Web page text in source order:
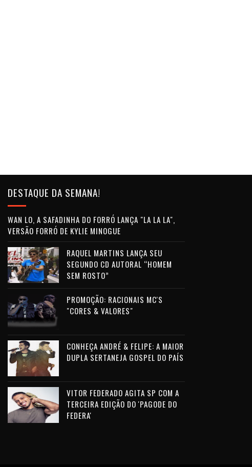
DESTAQUE DA SEMANA!
WAN LO, A SAFADINHA DO FORRÓ LANÇA "LA LA LA",
VERSÃO FORRÓ DE KYLIE MINOGUE
RAQUEL MARTINS LANÇA SEU
SEGUNDO CD AUTORAL “HOMEM
SEM ROSTO”
PROMOÇÃO: RACIONAIS MC'S
"CORES & VALORES"
CONHEÇA ANDRÉ & FELIPE: A MAIOR
DUPLA SERTANEJA GOSPEL DO PAÍS
VITOR FEDERADO AGITA SP COM A
TERCEIRA EDIÇÃO DO 'PAGODE DO
FEDERA'